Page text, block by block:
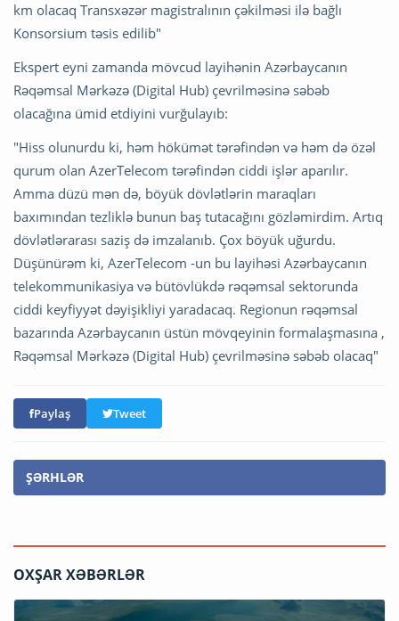
km olacaq Transxəzər magistralının çəkilməsi ilə bağlı
Konsorsium təsis edilib"
Ekspert eyni zamanda mövcud layihənin Azərbaycanın
Rəqəmsal Mərkəzə (Digital Hub) çevrilməsinə səbəb
olacağına ümid etdiyini vurğulayıb:
"Hiss olunurdu ki, həm hökümət tərəfindən və həm də özəl
qurum olan AzerTelecom tərəfindən ciddi işlər aparılır.
Amma düzü mən də, böyük dövlətlərin maraqları
baxımından tezliklə bunun baş tutacağını gözləmirdim. Artıq
dövlətlərarası saziş də imzalanıb. Çox böyük uğurdu.
Düşünürəm ki, AzerTelecom -un bu layihəsi Azərbaycanın
telekommunikasiya və bütövlükdə rəqəmsal sektorunda
ciddi keyfiyyət dəyişikliyi yaradacaq. Regionun rəqəmsal
bazarında Azərbaycanın üstün mövqeyinin formalaşmasına ,
Rəqəmsal Mərkəzə (Digital Hub) çevrilməsinə səbəb olacaq"
Paylaş Tweet
ŞƏRHLƏR
OXŞAR XƏBƏRLƏR